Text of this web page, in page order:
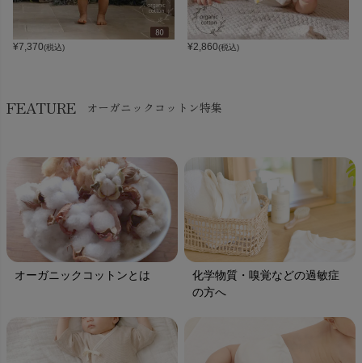
¥7,370(税込) ¥2,860(税込)
FEATURE オーガニックコットン特集
オーガニックコットンとは
化学物質・嗅覚などの過敏症
の方へ